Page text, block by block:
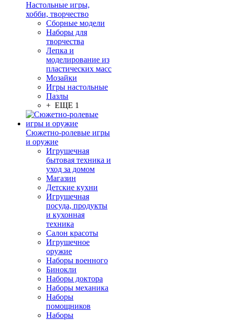
Настольные игры,
хобби, творчество
Сборные модели
Наборы для
творчества
Лепка и
моделирование из
пластических масс
Мозайки
Игры настольные
Пазлы
+ ЕЩЕ 1
Сюжетно-ролевые игры
и оружие
Игрушечная
бытовая техника и
уход за домом
Магазин
Детские кухни
Игрушечная
посуда, продукты
и кухонная
техника
Салон красоты
Игрушечное
оружие
Наборы военного
Бинокли
Наборы доктора
Наборы механика
Наборы
помощников
Наборы